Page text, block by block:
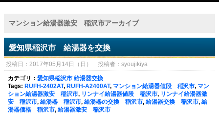
マンション給湯器激安 稲沢市アーカイブ
愛知県稲沢市 給湯器を交換
投稿日：2017年05月14日（日） 投稿者：syoujikiya
カテゴリ： 愛知県稲沢市 給湯器交換
Tags: RUFH-2402AT, RUFH-A2400AT, マンション給湯器値段 稲沢市, マン
ション給湯器激安 稲沢市, リンナイ給湯器値段 稲沢市, リンナイ給湯器激
安 稲沢市, 給湯器 稲沢市, 給湯器の交換 稲沢市, 給湯器交換 稲沢市, 給
湯器価格 稲沢市, 給湯器激安 稲沢市